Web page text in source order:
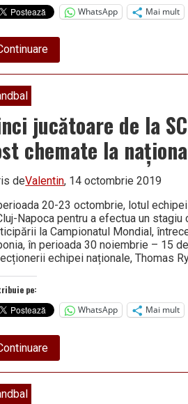
WhatsApp
Mai mult
about
Andreea
Adespii
cinci
jucătoare
de
la
SCM
Vâlcea
la
națională
jucătoare de la
chemate la
deValentin, 14 octombrie 2019
20-23 octombrie, lotul
Napoca pentru a efectua un
la Campionatul Mondial,
în perioada 30 noiembrie – 15
echipei naționale, Thomas
pe:
WhatsApp
Mai mult
about
Cinci
jucătoare